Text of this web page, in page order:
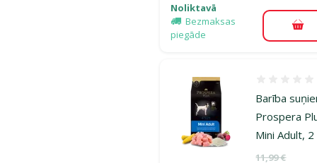
Noliktavā
Bezmaksas
piegāde
Barība
Prospera
Mini Adult, 2
Oriģinālā
11,99 €